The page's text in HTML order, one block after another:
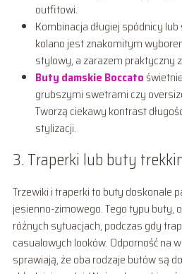
outfitowi.
Kombinacja długiej spódnicy
kolano jest znakomitym
stylowy, a zarazem praktyczny
Buty damskie Boccato
grubszymi swetrami czy
Tworzą ciekawy kontrast
stylizacji.
3. Traperki lub buty
Trzewiki i traperki to buty doskonale
jesienno-zimowego. Tego typu buty,
różnych sytuacjach, podczas gdy
casualowych looków. Odporność na
sprawiają, że oba rodzaje butów są